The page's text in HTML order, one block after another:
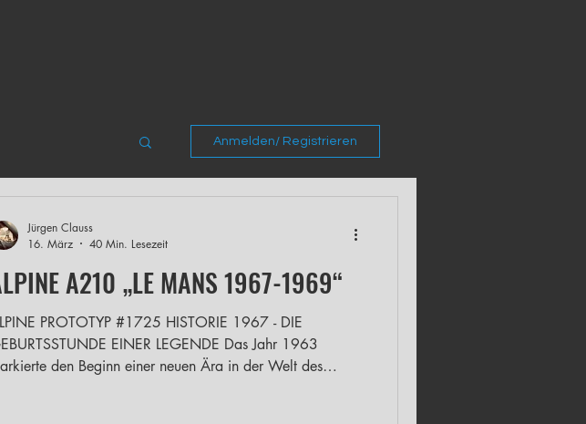
Anmelden/ Registrieren
A210 „LE MANS 1967-1969“
PROTOTYP #1725 HISTORIE 1967 - DIE
EINER LEGENDE Das Jahr 1963
den Beginn einer neuen Ära in der Welt des
Jürgen Clauss
16. März
40 Min. Lesezeit